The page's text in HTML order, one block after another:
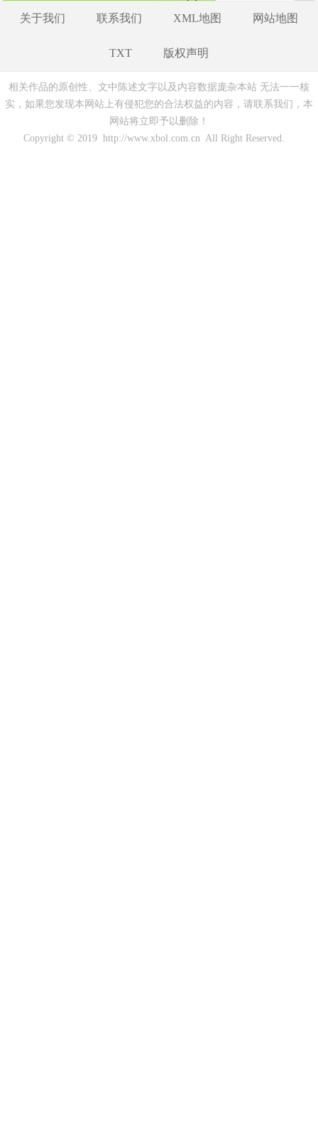
关于我们 联系我们 XML地图 网站地图
TXT 版权声明
相关作品的原创性、文中陈述文字以及内容数据庞杂本站 无法一一核
实，如果您发现本网站上有侵犯您的合法权益的内容，请联系我们，本
网站将立即予以删除！
Copyright © 2019 http://www.xbol.com.cn All Right Reserved.